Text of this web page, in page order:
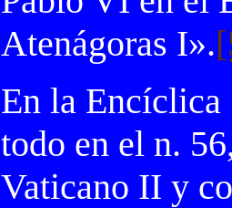
Atenágoras I».
En la Encíclica
todo en el n.
Vaticano II y